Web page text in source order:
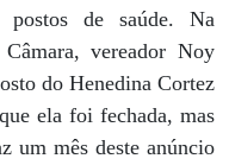
postos de saúde. Na
vereador Noy
do Henedina Cortez
ela foi fechada, mas
um mês deste anúncio